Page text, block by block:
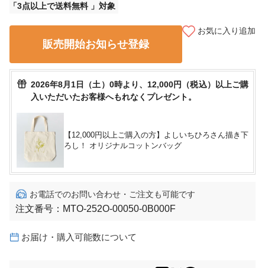
3点以上で送料無料
販売開始お知らせ登録
お気に入り追加
2026年8月1日（土）0時より、12,000円（税込）以上ご購
入いただいたお客様へもれなくプレゼント。
【12,000円以上ご購入の方】よしいちひろさん描き下
ろし！ オリジナルコットンバッグ
お電話でのお問い合わせ・ご注文も可能です
注文番号： MTO-252O-00050-0B000F
お届け・購入可能数について